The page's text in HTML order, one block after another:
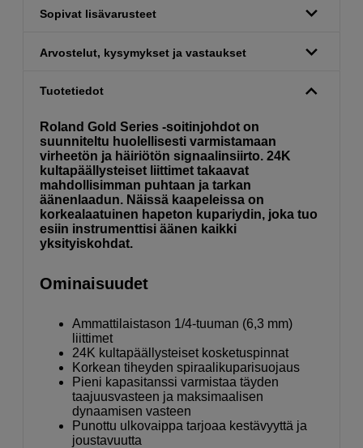
Sopivat lisävarusteet
Arvostelut, kysymykset ja vastaukset
Tuotetiedot
Roland Gold Series -soitinjohdot on
suunniteltu huolellisesti varmistamaan
virheetön ja häiriötön signaalinsiirto. 24K
kultapäällysteiset liittimet takaavat
mahdollisimman puhtaan ja tarkan
äänenlaadun. Näissä kaapeleissa on
korkealaatuinen hapeton kupariydin, joka tuo
esiin instrumenttisi äänen kaikki
yksityiskohdat.
Ominaisuudet
Ammattilaistason 1/4-tuuman (6,3 mm)
liittimet
24K kultapäällysteiset kosketuspinnat
Korkean tiheyden spiraalikuparisuojaus
Pieni kapasitanssi varmistaa täyden
taajuusvasteen ja maksimaalisen
dynaamisen vasteen
Punottu ulkovaippa tarjoaa kestävyyttä ja
joustavuutta